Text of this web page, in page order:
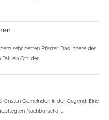
sehr netten Pfarrer. Das Innere des
ein Ort, der…
Gemeinden in der Gegend. Eine
Nachbarschaft.